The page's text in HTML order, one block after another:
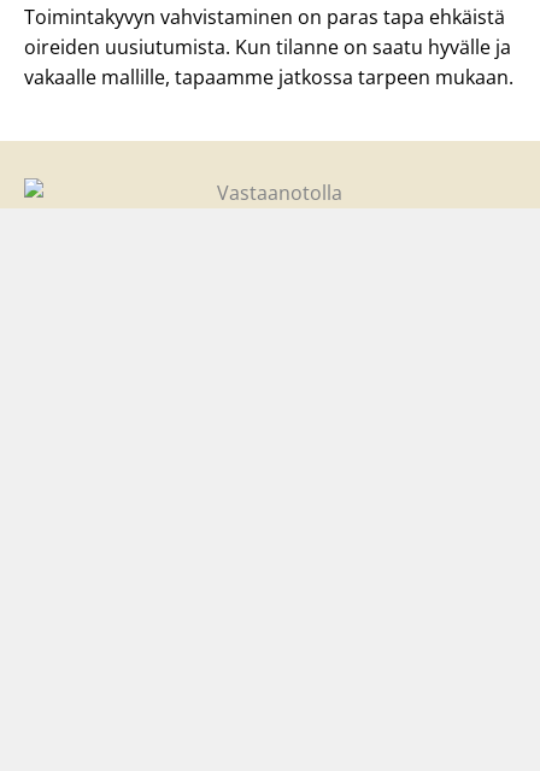
Toimintakyvyn vahvistaminen on paras tapa ehkäistä
oireiden uusiutumista. Kun tilanne on saatu hyvälle ja
vakaalle mallille, tapaamme jatkossa tarpeen mukaan.